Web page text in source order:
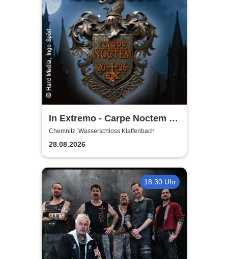
In Extremo - Carpe Noctem -
Burgentour 2026
Chemnitz, Wasserschloss Klaffenbach
28.08.2026
18:30 Uhr